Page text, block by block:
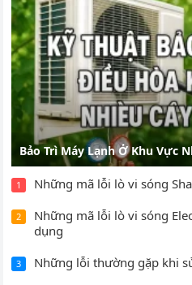
Bảo Trì Máy Lạnh Ở Khu Vực
1 Những mã lỗi lò vi sóng
2
Những mã lỗi lò vi sóng
dụng
3 Những lỗi thường gặp khi